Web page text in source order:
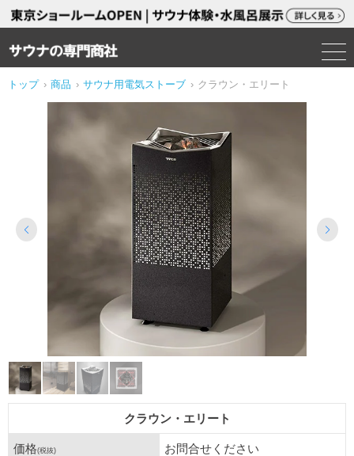
トップ › 商品 › サウナ用電気ストーブ › クラウン・エリート
クラウン・エリート
価格(税抜) お問合せください